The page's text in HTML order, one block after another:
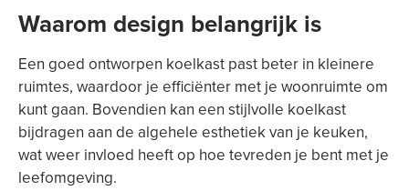
Waarom design belangrijk is
Een goed ontworpen koelkast past beter in kleinere
ruimtes, waardoor je efficiënter met je woonruimte om
kunt gaan. Bovendien kan een stijlvolle koelkast
bijdragen aan de algehele esthetiek van je keuken,
wat weer invloed heeft op hoe tevreden je bent met je
leefomgeving.